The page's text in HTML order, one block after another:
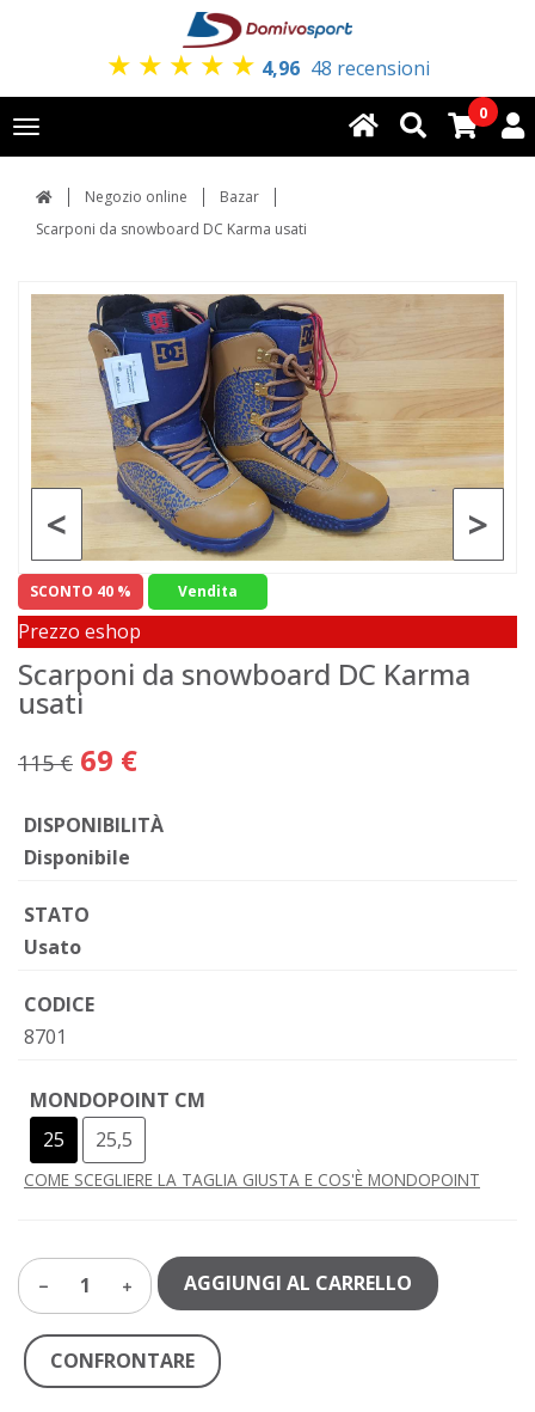
★ ★ ★ ★ ★ 4,96 48 recensioni
Toggle
navigation
0
Negozio online
Bazar
Scarponi da snowboard DC Karma usati
>
<
SCONTO 40 % Vendita
Prezzo eshop
Scarponi da snowboard DC Karma
usati
115 € 69 €
DISPONIBILITÀ
Disponibile
STATO
Usato
CODICE
8701
MONDOPOINT CM
25
25,5
COME SCEGLIERE LA TAGLIA GIUSTA E COS'È MONDOPOINT
1 AGGIUNGI AL CARRELLO
CONFRONTARE